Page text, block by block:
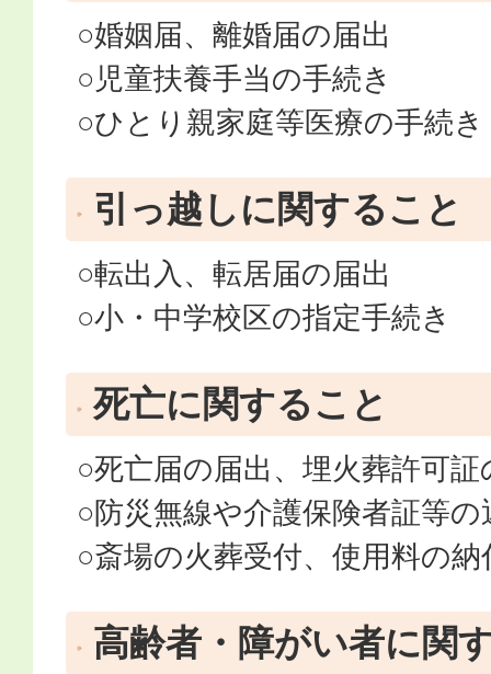
○婚姻届、離婚届の届出
○児童扶養手当の手続き
○ひとり親家庭等医療の手続き
引っ越しに関すること
○転出入、転居届の届出
○小・中学校区の指定手続き
死亡に関すること
○死亡届の届出、埋火葬許可証
○防災無線や介護保険者証等の
○斎場の火葬受付、使用料の納
高齢者・障がい者に関